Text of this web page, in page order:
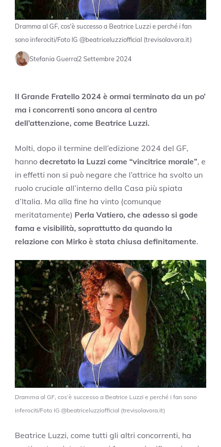
Dramma al GF, cos'è successo a Beatrice Luzzi e perché i fan
sono inferociti/Foto IG @beatriceluzziofficial (trevisolavora.it)
Stefania Guerra2 Settembre 2024
Il Grande Fratello 2024 è ormai terminato da un po’
ma i concorrenti sono ancora al centro
dell’attenzione, come Beatrice Luzzi.
Molti, dopo il termine dell’edizione 2024 del GF,
hanno decretato la Luzzi come “vincitrice morale”, e
in effetti non si può negare che l’attrice ha svolto un
ruolo cruciale all’interno della Casa più spiata
d’Italia. Ma alla fine ha vinto (comunque
meritatamente) Perla Vatiero, che adesso si gode
fama e visibilità, soprattutto da quando la
relazione con Mirko è stata chiusa definitamente.
Dramma al GF, cos’è successo a Beatrice Luzzi e perché i fan sono
inferociti/Foto IG @beatriceluzziofficial (trevisolavora.it)
Beatrice Luzzi, come tutti gli altri concorrenti, ha